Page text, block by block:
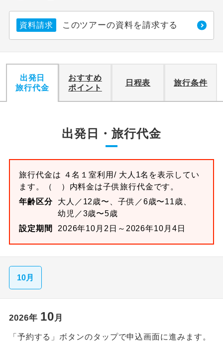
資料請求 このツアーの資料を請求する
出発日
旅行代金
おすすめ
ポイント
日程表 旅行条件
出発日・旅行代金
旅行代金は ４名１室利用/ 大人1名を表示してい
ます。
（ ）内料金は子供旅行代金です。
年齢区分
大人／12歳〜、子供／6歳〜11歳、
幼児／3歳〜5歳
設定期間
2026年10月2日～2026年10月4日
10月
2026年 10月
「予約する」ボタンのタップで申込画面に進みます。
です。
ご紹介するホテルを指定したコースで
す。